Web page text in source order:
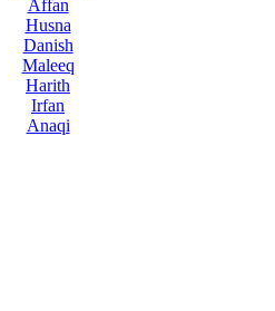
Affan
Husna
Danish
Maleeq
Harith
Irfan
Anaqi